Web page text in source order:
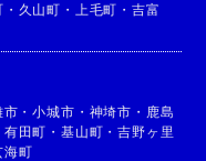
・ 久山町 ・ 上毛町 ・ 吉富
市 ・小城市 ・ 神埼市 ・ 鹿島
有田町 ・ 基山町 ・吉野ヶ里
海町